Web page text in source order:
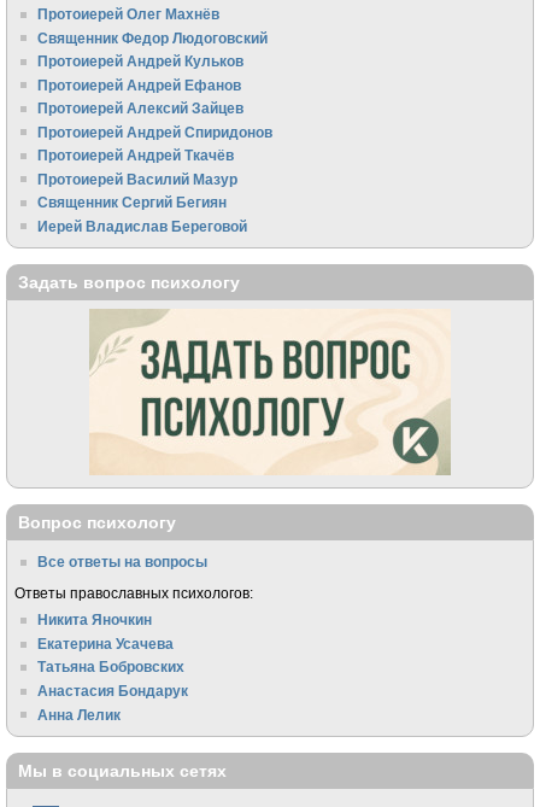
Протоиерей Олег Махнёв
Священник Федор Людоговский
Протоиерей Андрей Кульков
Протоиерей Андрей Ефанов
Протоиерей Алексий Зайцев
Протоиерей Андрей Спиридонов
Протоиерей Андрей Ткачёв
Протоиерей Василий Мазур
Священник Сергий Бегиян
Иерей Владислав Береговой
Задать вопрос психологу
Вопрос психологу
Все ответы на вопросы
Ответы православных психологов:
Никита Яночкин
Екатерина Усачева
Татьяна Бобровских
Анастасия Бондарук
Анна Лелик
Мы в социальных сетях